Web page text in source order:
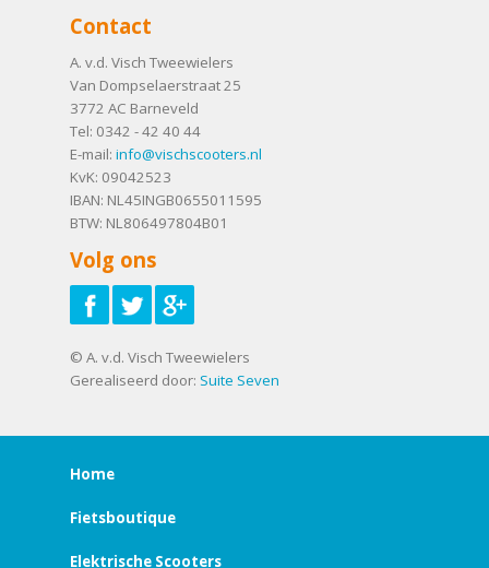
Contact
A. v.d. Visch Tweewielers
Van Dompselaerstraat 25
3772 AC Barneveld
Tel: 0342 - 42 40 44
E-mail: info@vischscooters.nl
KvK: 09042523
IBAN: NL45INGB0655011595
BTW: NL806497804B01
Volg ons
© A. v.d. Visch Tweewielers
Gerealiseerd door: Suite Seven
Home
Fietsboutique
Elektrische Scooters